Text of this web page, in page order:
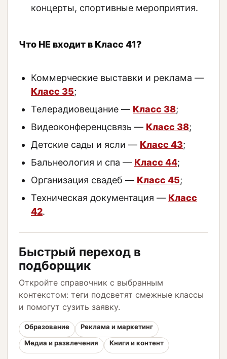
концерты, спортивные мероприятия.
Что НЕ входит в Класс 41?
Коммерческие выставки и реклама —
Класс 35;
Телерадиовещание — Класс 38;
Видеоконференцсвязь — Класс 38;
Детские сады и ясли — Класс 43;
Бальнеология и спа — Класс 44;
Организация свадеб — Класс 45;
Техническая документация — Класс
42.
Быстрый переход в
подборщик
Откройте справочник с выбранным
контекстом: теги подсветят смежные классы
и помогут сузить заявку.
Образование
Реклама и маркетинг
Медиа и развлечения
Книги и контент